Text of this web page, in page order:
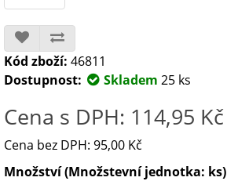
Kód zboží: 46811
Dostupnost:
Skladem 25 ks
Cena s DPH: 114,95 Kč
Cena bez DPH: 95,00 Kč
Množství (Množstevní jednotka: ks)